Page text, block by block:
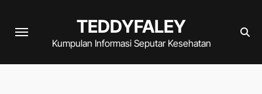
TEDDYFALEY
Kumpulan Informasi Seputar Kesehatan